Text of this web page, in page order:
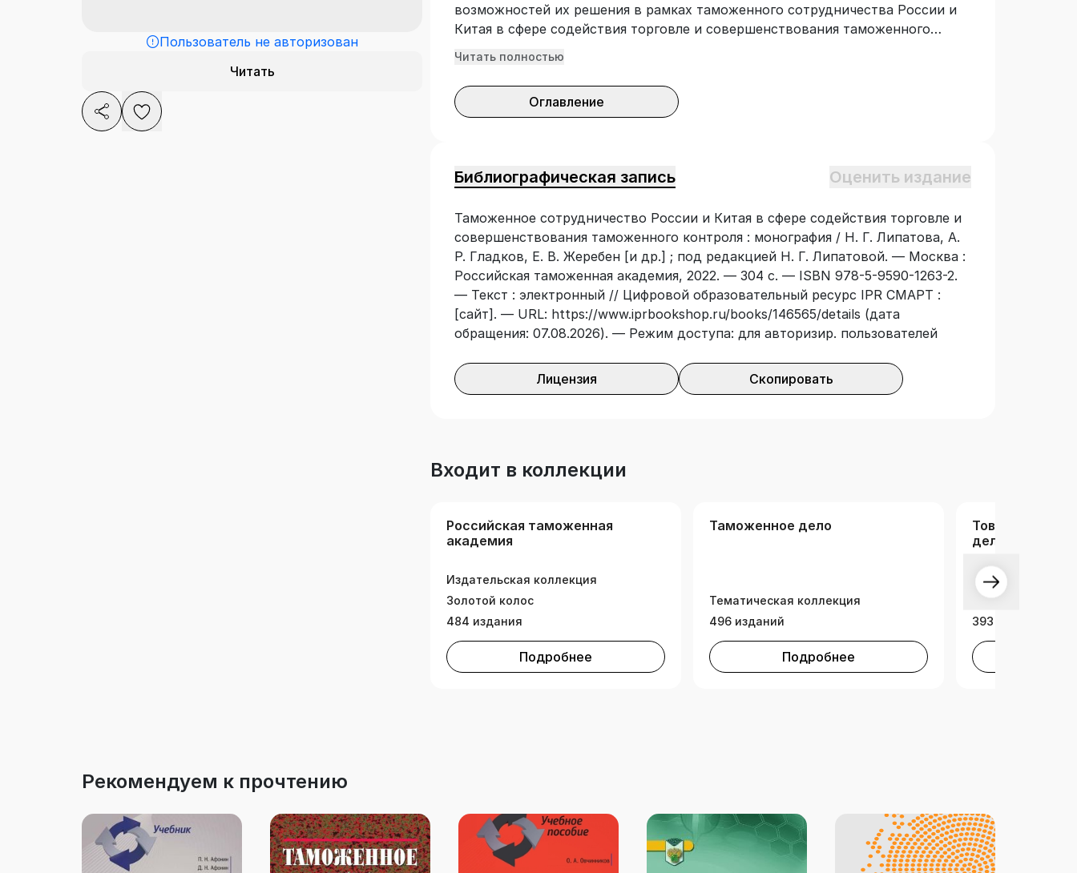
Пользователь не авторизован
Читать
возможностей их решения в рамках таможенного сотрудничества России и
Китая в сфере содействия торговле и совершенствования таможенного
контроля представлены предложения по взаимному признанию статуса
механизма содействия российско-китайской торговле, а также предложения
по организации предотгрузочных инспекций как механизма
Российской Федерации до 2030 года и наращивание всеобъемлющего
Китаем, в том числе таможенного сотрудничества в целях содействия
российско-китайской торговле и совершенствования таможенного контроля.
Может быть полезна научно-педагогическим работникам, должностным
лицам таможенных органов Российской Федерации и иных государств –
членов Евразийского экономического союза, аспирантам, студентам и всем,
кто интересуется научными и практическими проблемами таможенного
сотрудничества России и Китая в сфере содействия торговле и
Читать полностью
Оглавление
Библиографическая запись Оценить издание
Таможенное сотрудничество России и Китая в сфере содействия торговле и
совершенствования таможенного контроля : монография / Н. Г. Липатова, А.
Р. Гладков, Е. В. Жеребен [и др.] ; под редакцией Н. Г. Липатовой. — Москва :
Российская таможенная академия, 2022. — 304 с. — ISBN 978-5-9590-1263-2.
— Текст : электронный // Цифровой образовательный ресурс IPR СМАРТ :
[сайт]. — URL: https://www.iprbookshop.ru/books/146565/details (дата
обращения: 07.08.2026). — Режим доступа: для авторизир. пользователей
Лицензия Скопировать
Входит в коллекции
Российская таможенная
академия
Издательская коллекция
Золотой колос
484 издания
Подробнее
Таможенное дело
Тематическая коллекция
496 изданий
Подробнее
дело
Тематическая
393 издания
Рекомендуем к прочтению